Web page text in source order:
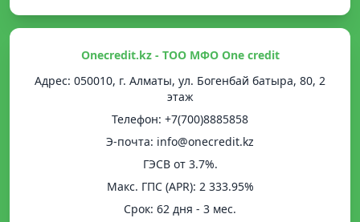
Onecredit.kz - ТОО МФО One credit
Адрес: 050010, г. Алматы, ул. Богенбай батыра, 80, 2
этаж
Телефон: +7(700)8885858
Э-почта: info@onecredit.kz
ГЭСВ от 3.7%.
Mакс. ГПС (APR): 2 333.95%
Срок: 62 дня - 3 мес.